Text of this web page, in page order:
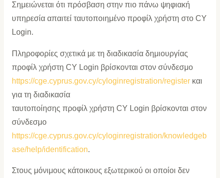
Σημειώνεται ότι πρόσβαση στην πιο πάνω ψηφιακή
υπηρεσία απαιτεί ταυτοποιημένο προφίλ χρήστη στο CY
Login.
Πληροφορίες σχετικά με τη διαδικασία δημιουργίας
προφίλ χρήστη CY Login βρίσκονται στον σύνδεσμο
https://cge.cyprus.gov.cy/cyloginregistration/registerκαι
για τη διαδικασία
ταυτοποίησης προφίλ χρήστη CY Login βρίσκονται στον
σύνδεσμο
https://cge.cyprus.gov.cy/cyloginregistration/knowledgeb
ase/help/identification.
Στους μόνιμους κάτοικους εξωτερικού οι οποίοι δεν